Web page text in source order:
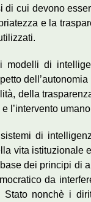
di cui devono
e la
di
della
l’intervento
di
vita istituzionale
dei principi di
da
Stato nonchè i